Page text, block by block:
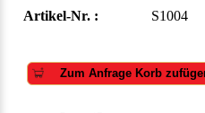
Artikel-Nr. : S1004
Zum Anfrage Korb